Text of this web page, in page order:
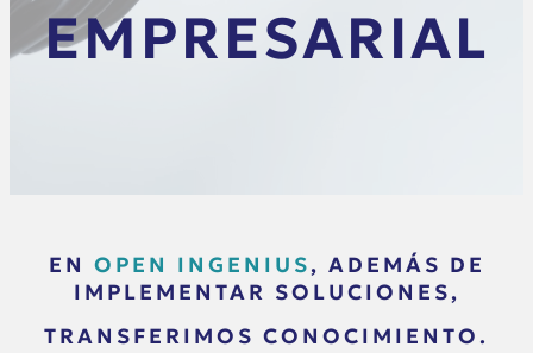
EMPRESARIAL
EN OPEN INGENIUS, ADEMÁS DE
IMPLEMENTAR SOLUCIONES,
TRANSFERIMOS CONOCIMIENTO.